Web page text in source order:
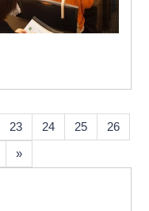
23 24 25 26
»